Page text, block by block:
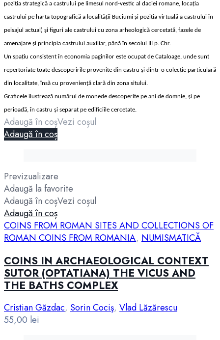
poziţia strategică a castrului pe limesul nord-vestic al daciei romane, locaţia
castrului pe harta topografică a localităţii Buciumi şi poziţia virtuală a castrului în
peisajul actual) şi figuri ale castrului cu zona arheologică cercetată, fazele de
amenajare şi principia castrului auxiliar, până în secolul III p. Chr.
Un spaţiu consistent în economia paginilor este ocupat de Cataloage, unde sunt
repertoriate toate descoperirile provenite din castru şi dintr-o colecţie particulară
din localitate, însă cu provenienţă clară din zona sitului.
Graficele ilustrează numărul de monede descoperite pe ani de domnie, şi pe
perioadă, în castru şi separat pe edificiile cercetate.
Adaugă în coșVezi coșul
Adaugă în coș
Previzualizare
Adaugă la favorite
Adaugă în coșVezi coșul
Adaugă în coș
COINS FROM ROMAN SITES AND COLLECTIONS OF
ROMAN COINS FROM ROMANIA, NUMISMATICĂ
COINS IN ARCHAEOLOGICAL CONTEXT
SUTOR (OPTATIANA) THE VICUS AND
THE BATHS COMPLEX
Cristian Găzdac, Sorin Cociş, Vlad Lăzărescu
55,00 lei